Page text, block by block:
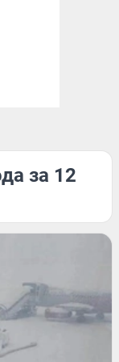
за 12